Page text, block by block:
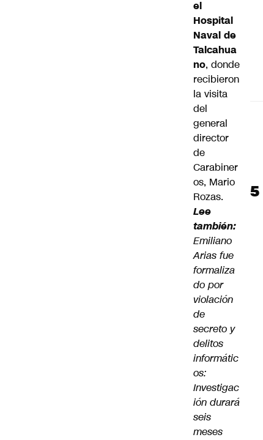
el
Hospital
Naval de
Talcahua
no, donde
recibieron
la visita
del
general
director
de
Carabiner
os, Mario
Rozas.
Lee
también:
Emiliano
Arias fue
formaliza
do por
violación
de
secreto y
delitos
informátic
os:
Investigac
ión durará
seis
meses